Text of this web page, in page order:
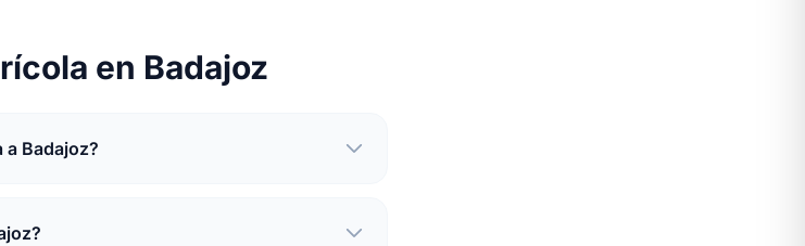
en Badajoz
a Badajoz?